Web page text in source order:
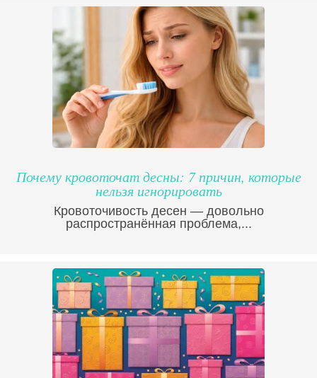
Почему кровоточат десны: 7 причин, которые
нельзя игнорировать
Кровоточивость десен — довольно
распространённая проблема,...